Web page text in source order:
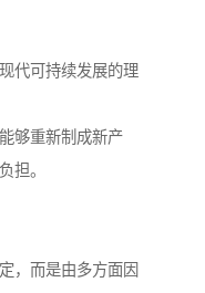
代可持续发展的理
够重新制成新产
担。
，而是由多方面因